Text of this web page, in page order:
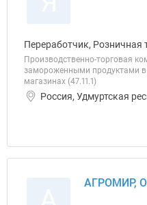
Переработчик, Розничная
Производственно-торговая
замороженными продуктами
магазинах (47.11.1)
Россия, Удмуртская
АГРОМИР,